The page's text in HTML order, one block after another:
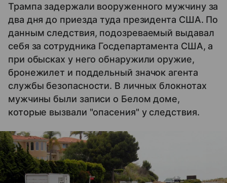
Трампа задержали вооруженного мужчину за
два дня до приезда туда президента США. По
данным следствия, подозреваемый выдавал
себя за сотрудника Госдепартамента США, а
при обысках у него обнаружили оружие,
бронежилет и поддельный значок агента
службы безопасности. В личных блокнотах
мужчины были записи о Белом доме,
которые вызвали "опасения" у следствия.